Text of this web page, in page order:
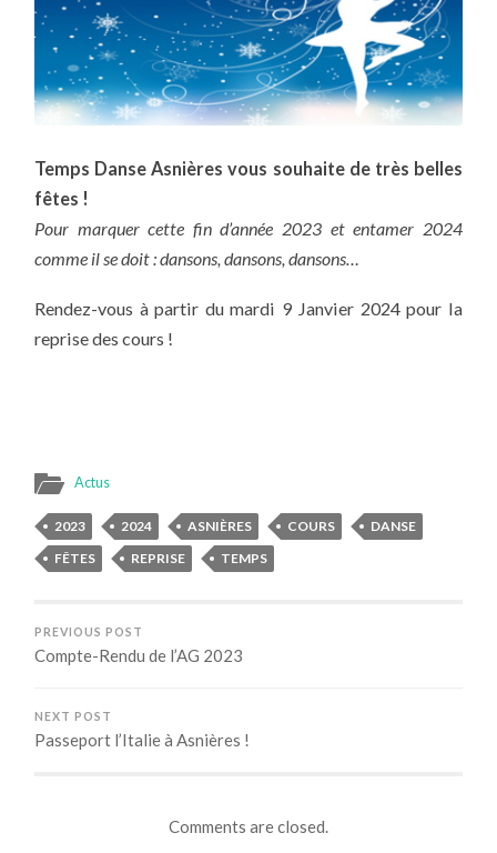
Temps Danse Asnières vous souhaite de très belles
fêtes !
Pour marquer cette fin d’année 2023 et entamer 2024
comme il se doit : dansons, dansons, dansons…
Rendez-vous à partir du mardi 9 Janvier 2024 pour la
reprise des cours !
Actus
2023 2024 ASNIÈRES COURS
DANSE
FÊTES
REPRISE TEMPS
PREVIOUS POST
Compte-Rendu de l’AG 2023
NEXT POST
Passeport l’Italie à Asnières !
Comments are closed.